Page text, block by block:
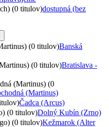
(0 titulov)dostupná (bez
(0 titulov)Banská
(0 titulov)Bratislava -
(Martinus) (0
(Martinus)
Čadca (Arcus)
(0 titulov)Dolný Kubín (Zrno)
(0 titulov)Kežmarok (Alter